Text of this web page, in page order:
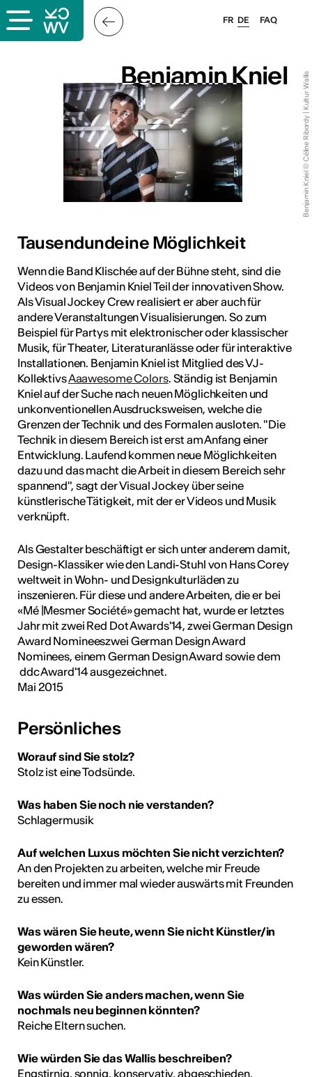
...
FAQ
FR DE
Benjamin Kniel Benjamin Kniel © Céline Ribordy | Kultur Wallis
Benjamin Kniel
Tausendundeine Möglichkeit
Wenn die Band Klischée auf der Bühne steht, sind die
Videos von Benjamin Kniel Teil der innovativen Show.
Als Visual Jockey Crew realisiert er aber auch für
andere Veranstaltungen Visualisierungen. So zum
Beispiel für Partys mit elektronischer oder klassischer
Musik, für Theater, Literaturanlässe oder für interaktive
Installationen. Benjamin Kniel ist Mitglied des VJ-
KollektivsAaawesome Colors. Ständig ist Benjamin
Kniel auf der Suche nach neuen Möglichkeiten und
unkonventionellen Ausdrucksweisen, welche die
Grenzen der Technik und des Formalen ausloten. "Die
Technik in diesem Bereich ist erst am Anfang einer
Entwicklung. Laufend kommen neue Möglichkeiten
dazu und das macht die Arbeit in diesem Bereich sehr
spannend", sagt der Visual Jockey über seine
künstlerische Tätigkeit, mit der er Videos und Musik
verknüpft.
Als Gestalter beschäftigt er sich unter anderem damit,
Design-Klassiker wie den Landi-Stuhl von Hans Corey
weltweit in Wohn- und Designkulturläden zu
inszenieren. Für diese und andere Arbeiten, die er bei
«Mé |Mesmer Société» gemacht hat, wurde er letztes
Jahr mit zwei Red Dot Awards'14, zwei German Design
Award Nomineeszwei German Design Award
Nominees, einem German Design Award sowie dem
ddc Award'14 ausgezeichnet.
Mai 2015
Persönliches
Worauf sind Sie stolz?
Stolz ist eine Todsünde.
Was haben Sie noch nie verstanden?
Schlagermusik
Auf welchen Luxus möchten Sie nicht verzichten?
An den Projekten zu arbeiten, welche mir Freude
bereiten und immer mal wieder auswärts mit Freunden
zu essen.
Was wären Sie heute, wenn Sie nicht Künstler/in
geworden wären?
Kein Künstler.
Was würden Sie anders machen, wenn Sie
nochmals neu beginnen könnten?
Reiche Eltern suchen.
Wie würden Sie das Wallis beschreiben?
Engstirnig, sonnig, konservativ, abgeschieden.